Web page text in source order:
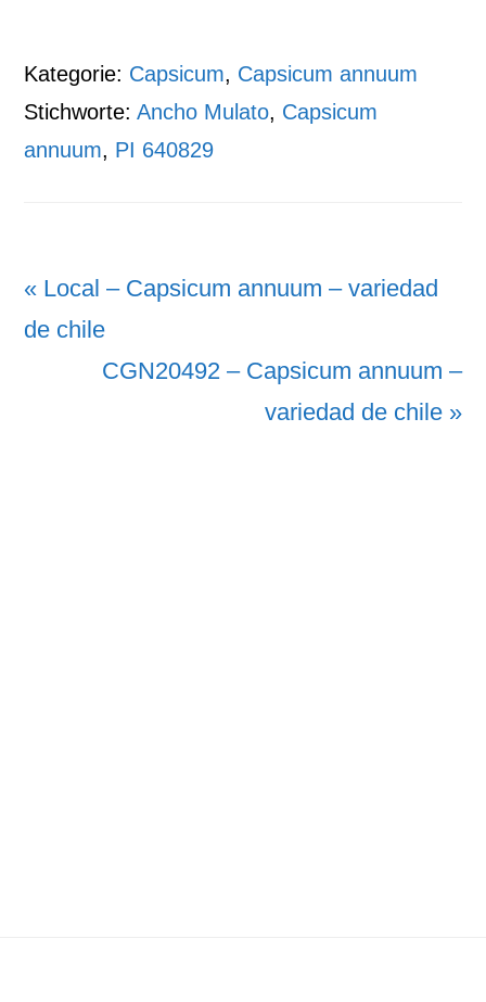
Kategorie: Capsicum, Capsicum annuum
Stichworte:Ancho Mulato, Capsicum
annuum, PI 640829
Vorheriger
Beitrag:
« Local – Capsicum annuum – variedad
de chile
Nächster
CGN20492 – Capsicum annuum –
variedad de chile »